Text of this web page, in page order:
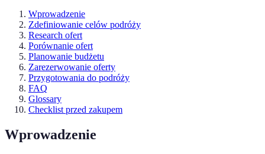
Wprowadzenie
Zdefiniowanie celów podróży
Research ofert
Porównanie ofert
Planowanie budżetu
Zarezerwowanie oferty
Przygotowania do podróży
FAQ
Glossary
Checklist przed zakupem
Wprowadzenie